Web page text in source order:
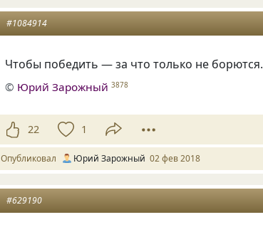
#1084914
Чтобы победить — за что только не борются.
© Юрий Зарожный 3878
22 1
Опубликовал Юрий Зарожный 02 фев 2018
#629190